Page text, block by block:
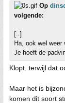
Op
volgende:
[..]
Ha, ook wel
Je hoeft de
Klopt, terwijl dat
Maar het is
komen dit soort